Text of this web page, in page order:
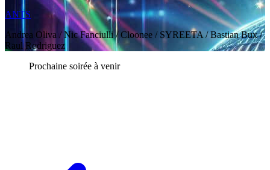
ANTS
Andrea Oliva / Nic Fanciulli / Cloonee / SYREETA / Bastian Bux /
Raul Rodriguez
Prochaine soirée à venir